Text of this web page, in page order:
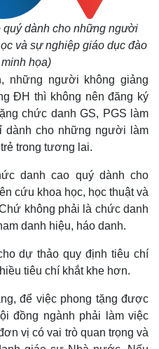
dành cho những người
và sự nghiệp giáo dục đào
họa)
những người không giảng
ĐH thì không nên đăng ký
chức danh GS, PGS làm
dành cho những người làm
trong tương lai.
danh cao quý dành cho
cứu khoa học, học thuật và
không phải là chức danh
danh hiệu, háo danh.
dự thảo quy định tiêu chí
tiêu chí khắt khe hơn.
để việc phong tặng được
đồng ngành phải làm việc
vị có vai trò quan trọng và